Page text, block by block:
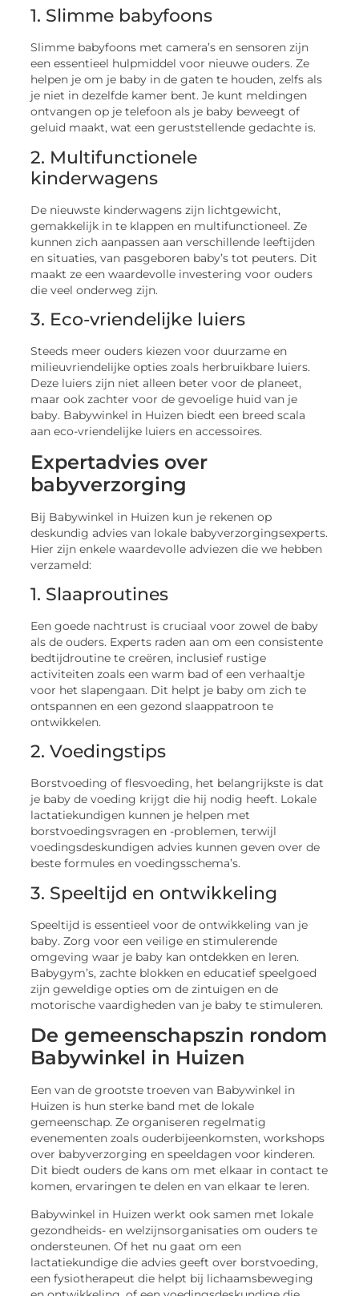
1. Slimme babyfoons
Slimme babyfoons met camera’s en sensoren zijn
een essentieel hulpmiddel voor nieuwe ouders. Ze
helpen je om je baby in de gaten te houden, zelfs als
je niet in dezelfde kamer bent. Je kunt meldingen
ontvangen op je telefoon als je baby beweegt of
geluid maakt, wat een geruststellende gedachte is.
2. Multifunctionele
kinderwagens
De nieuwste kinderwagens zijn lichtgewicht,
gemakkelijk in te klappen en multifunctioneel. Ze
kunnen zich aanpassen aan verschillende leeftijden
en situaties, van pasgeboren baby’s tot peuters. Dit
maakt ze een waardevolle investering voor ouders
die veel onderweg zijn.
3. Eco-vriendelijke luiers
Steeds meer ouders kiezen voor duurzame en
milieuvriendelijke opties zoals herbruikbare luiers.
Deze luiers zijn niet alleen beter voor de planeet,
maar ook zachter voor de gevoelige huid van je
baby. Babywinkel in Huizen biedt een breed scala
aan eco-vriendelijke luiers en accessoires.
Expertadvies over
babyverzorging
Bij Babywinkel in Huizen kun je rekenen op
deskundig advies van lokale babyverzorgingsexperts.
Hier zijn enkele waardevolle adviezen die we hebben
verzameld:
1. Slaaproutines
Een goede nachtrust is cruciaal voor zowel de baby
als de ouders. Experts raden aan om een consistente
bedtijdroutine te creëren, inclusief rustige
activiteiten zoals een warm bad of een verhaaltje
voor het slapengaan. Dit helpt je baby om zich te
ontspannen en een gezond slaappatroon te
ontwikkelen.
2. Voedingstips
Borstvoeding of flesvoeding, het belangrijkste is dat
je baby de voeding krijgt die hij nodig heeft. Lokale
lactatiekundigen kunnen je helpen met
borstvoedingsvragen en -problemen, terwijl
voedingsdeskundigen advies kunnen geven over de
beste formules en voedingsschema’s.
3. Speeltijd en ontwikkeling
Speeltijd is essentieel voor de ontwikkeling van je
baby. Zorg voor een veilige en stimulerende
omgeving waar je baby kan ontdekken en leren.
Babygym’s, zachte blokken en educatief speelgoed
zijn geweldige opties om de zintuigen en de
motorische vaardigheden van je baby te stimuleren.
De gemeenschapszin rondom
Babywinkel in Huizen
Een van de grootste troeven van Babywinkel in
Huizen is hun sterke band met de lokale
gemeenschap. Ze organiseren regelmatig
evenementen zoals ouderbijeenkomsten, workshops
over babyverzorging en speeldagen voor kinderen.
Dit biedt ouders de kans om met elkaar in contact te
komen, ervaringen te delen en van elkaar te leren.
Babywinkel in Huizen werkt ook samen met lokale
gezondheids- en welzijnsorganisaties om ouders te
ondersteunen. Of het nu gaat om een
lactatiekundige die advies geeft over borstvoeding,
een fysiotherapeut die helpt bij lichaamsbeweging